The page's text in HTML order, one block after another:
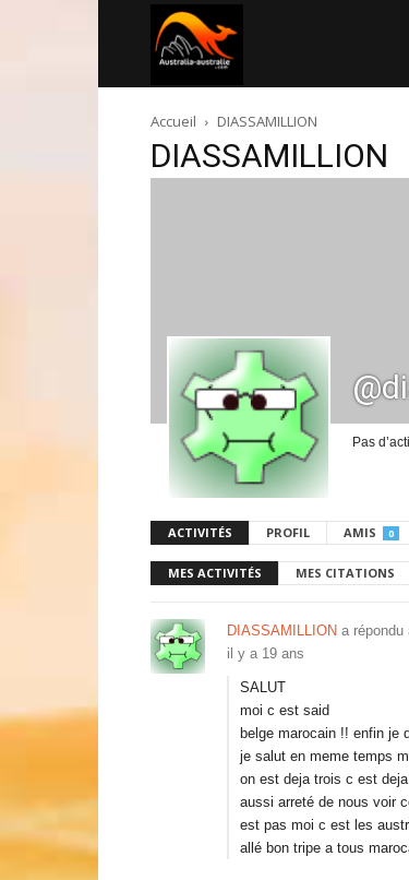
australie.com
Accueil DIASSAMILLION
DIASSAMILLION
Pas
ACTIVITÉS PROFIL AMIS 0
MES ACTIVITÉS MES CITATIONS
DIASSAMILLION a répondu
il y a 19 ans
SALUT
moi c est said
belge marocain !! enfin
je salut en meme temps
on est deja trois c est deja
aussi arreté de nous voir
est pas moi c est les
allé bon tripe a tous